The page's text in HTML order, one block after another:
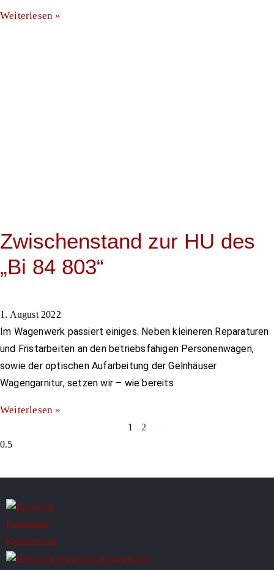
Weiterlesen »
Zwischenstand zur HU des
„Bi 84 803“
1. August 2022
Im Wagenwerk passiert einiges. Neben kleineren Reparaturen
und Fristarbeiten an den betriebsfähigen Personenwagen,
sowie der optischen Aufarbeitung der Gelnhäuser
Wagengarnitur, setzen wir – wie bereits
Weiterlesen »
1 2